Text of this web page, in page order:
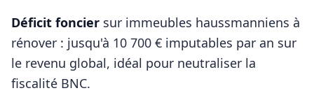
Déficit foncier sur immeubles haussmanniens à
rénover : jusqu'à 10 700 € imputables par an sur
le revenu global, idéal pour neutraliser la
fiscalité BNC.